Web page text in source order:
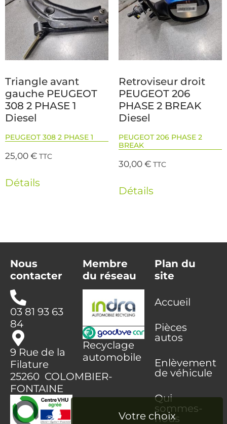
Triangle avant
gauche PEUGEOT
308 2 PHASE 1
Diesel
PEUGEOT 308 2 PHASE 1
25,00€ TTC
Détails
Retroviseur droit
PEUGEOT 206
PHASE 2 BREAK
Diesel
PEUGEOT 206 PHASE 2
BREAK
30,00€ TTC
Détails
Nous
contacter
03 81 93 63
84
9 Rue de la
Filature
25260 COLOMBIER-
FONTAINE
Membre
du réseau
Recyclage
automobile
Plan du
site
Accueil
Pièces
autos
Enlèvement
de véhicule
Qui
sommes-
nous